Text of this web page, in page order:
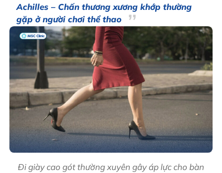
Achilles – Chấn thương xương khớp thường
gặp ở người chơi thể thao
Đi giày cao gót thường xuyên gây áp lực cho bàn